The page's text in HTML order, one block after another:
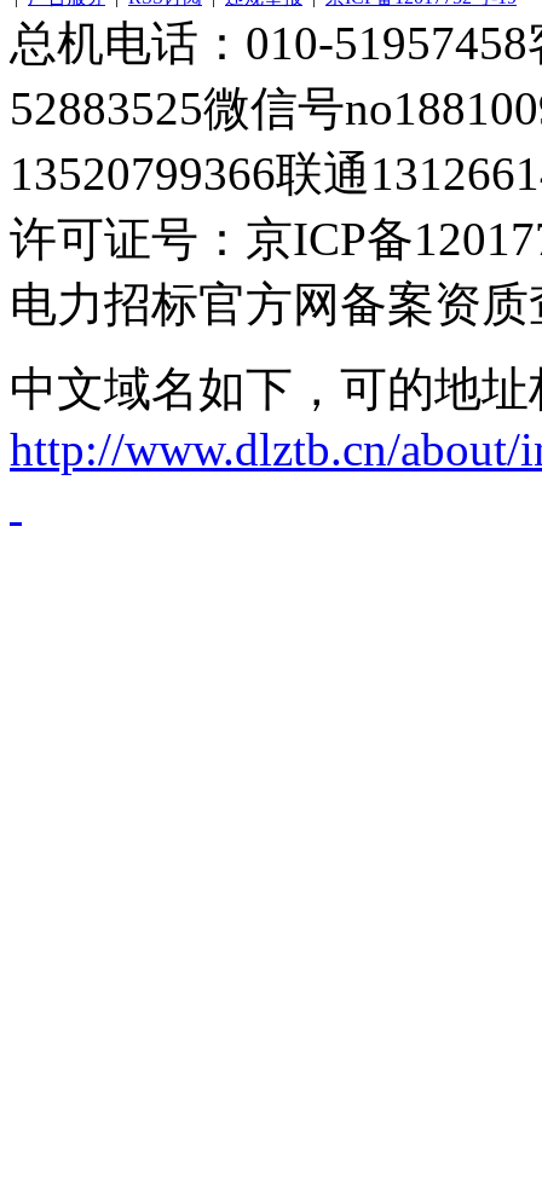
总机电话：010-
52883525微信号
13520799366联通
许可证号：京ICP备
电力招标官方网备案资质
中文域名如下，可的地
http://www.dlztb.cn/about/